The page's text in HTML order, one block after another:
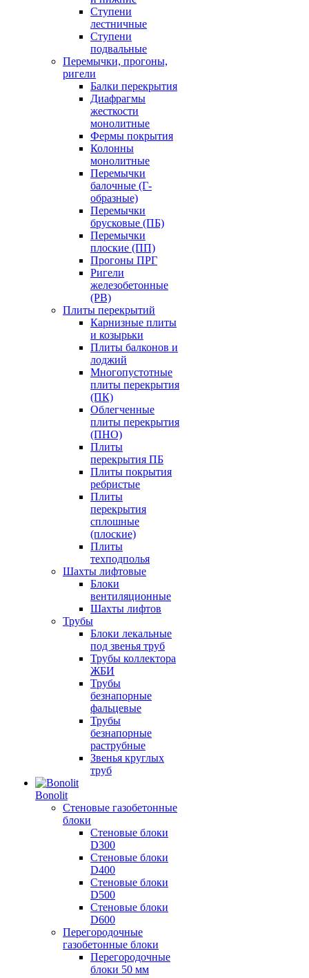
Ступени
лестничные
Ступени
подвальные
Перемычки, прогоны,
ригели
Балки перекрытия
Диафрагмы
жесткости
монолитные
Фермы покрытия
Колонны
монолитные
Перемычки
балочные (Г-
образные)
Перемычки
брусковые (ПБ)
Перемычки
плоские (ПП)
Прогоны ПРГ
Ригели
железобетонные
(РВ)
Плиты перекрытий
Карнизные плиты
и козырьки
Плиты балконов и
лоджий
Многопустотные
плиты перекрытия
(ПК)
Облегченные
плиты перекрытия
(ПНО)
Плиты
перекрытия ПБ
Плиты покрытия
ребристые
Плиты
перекрытия
сплошные
(плоские)
Плиты
техподполья
Шахты лифтовые
Блоки
вентиляционные
Шахты лифтов
Трубы
Блоки лекальные
под звенья труб
Трубы коллектора
ЖБИ
Трубы
безнапорные
фальцевые
Трубы
безнапорные
раструбные
Звенья круглых
труб
Bonolit
Стеновые газобетонные
блоки
Стеновые блоки
D300
Стеновые блоки
D400
Стеновые блоки
D500
Стеновые блоки
D600
Перегородочные
газобетонные блоки
Перегородочные
блоки 50 мм